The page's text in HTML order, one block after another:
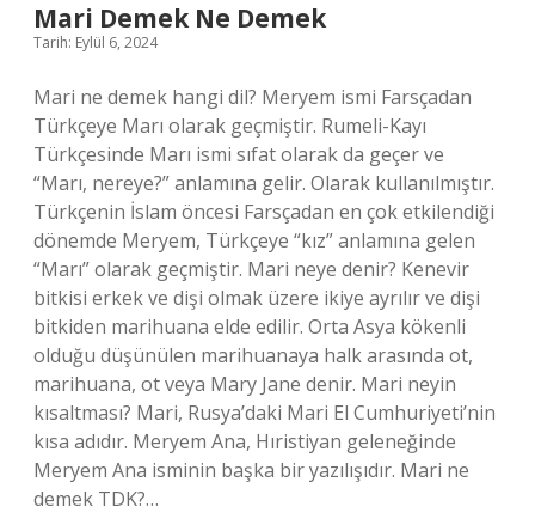
Mari Demek Ne Demek
Tarih: Eylül 6, 2024
Mari ne demek hangi dil? Meryem ismi Farsçadan
Türkçeye Marı olarak geçmiştir. Rumeli-Kayı
Türkçesinde Marı ismi sıfat olarak da geçer ve
“Marı, nereye?” anlamına gelir. Olarak kullanılmıştır.
Türkçenin İslam öncesi Farsçadan en çok etkilendiği
dönemde Meryem, Türkçeye “kız” anlamına gelen
“Marı” olarak geçmiştir. Mari neye denir? Kenevir
bitkisi erkek ve dişi olmak üzere ikiye ayrılır ve dişi
bitkiden marihuana elde edilir. Orta Asya kökenli
olduğu düşünülen marihuanaya halk arasında ot,
marihuana, ot veya Mary Jane denir. Mari neyin
kısaltması? Mari, Rusya’daki Mari El Cumhuriyeti’nin
kısa adıdır. Meryem Ana, Hıristiyan geleneğinde
Meryem Ana isminin başka bir yazılışıdır. Mari ne
demek TDK?…